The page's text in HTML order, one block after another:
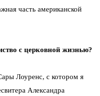
часть американской
с церковной жизнью?
Лоуренс, с котором я
Александра